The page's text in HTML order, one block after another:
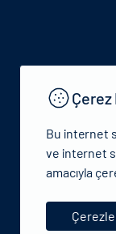
© 2024
Çerez
Bu internet
ve internet
amacıyla